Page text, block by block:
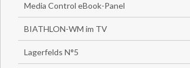
Media Control eBook-Panel
BIATHLON-WM im TV
Lagerfelds N°5